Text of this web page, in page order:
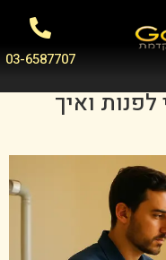
03-6587707
לפנות ואיך